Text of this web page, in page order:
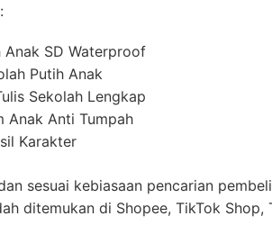
Anak SD Waterproof
Putih Anak
Sekolah Lengkap
Anak Anti Tumpah
Karakter
sesuai kebiasaan pencarian
ditemukan di Shopee, TikTok Shop,